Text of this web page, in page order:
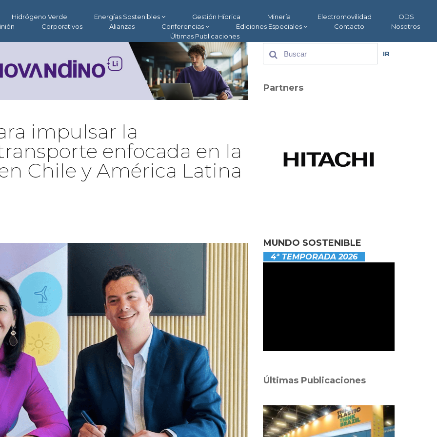
Hidrógeno Verde Energías Sostenibles Gestión Hídrica Minería Electromovilidad
ODS
Corporativos Alianzas Conferencias Ediciones Especiales Contacto
Nosotros
Últimas Publicaciones
impulsar la
enfocada en la
Chile y América Latina
IR
Partners
MUNDO SOSTENIBLE
4ª TEMPORADA 2026
Últimas Publicaciones